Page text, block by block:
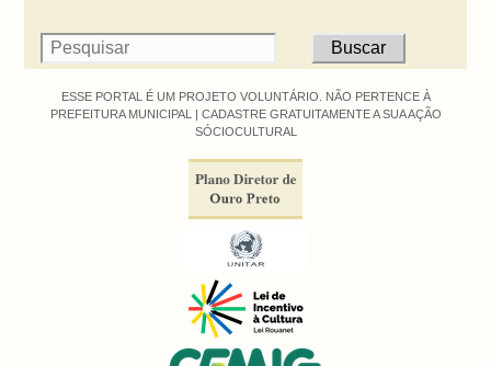
ESSE PORTAL É UM PROJETO VOLUNTÁRIO. NÃO PERTENCE À
PREFEITURA MUNICIPAL | CADASTRE GRATUITAMENTE A SUA AÇÃO
SÓCIOCULTURAL